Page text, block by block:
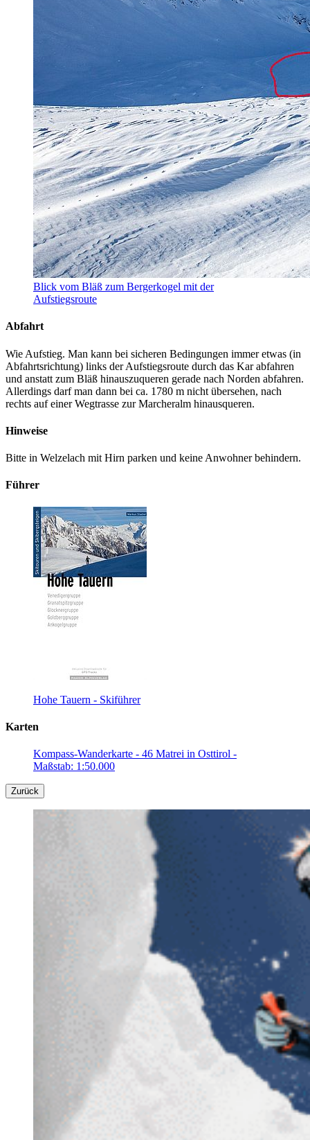
Blick vom Bläß zum Bergerkogel mit der
Aufstiegsroute
Abfahrt
Wie Aufstieg. Man kann bei sicheren Bedingungen immer etwas (in
Abfahrtsrichtung) links der Aufstiegsroute durch das Kar abfahren
und anstatt zum Bläß hinauszuqueren gerade nach Norden abfahren.
Allerdings darf man dann bei ca. 1780 m nicht übersehen, nach
rechts auf einer Wegtrasse zur Marcheralm hinausqueren.
Hinweise
Bitte in Welzelach mit Hirn parken und keine Anwohner behindern.
Führer
Hohe Tauern - Skiführer
Karten
Kompass-Wanderkarte - 46 Matrei in Osttirol -
Maßstab: 1:50.000
Zurück